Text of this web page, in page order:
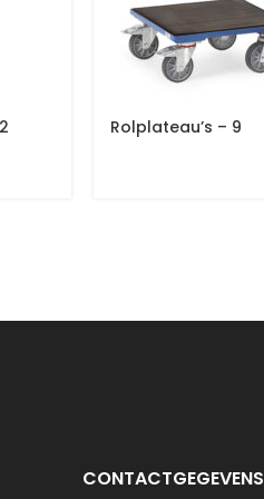
Rolplateau’s – 9
CONTACTGEGEVENS